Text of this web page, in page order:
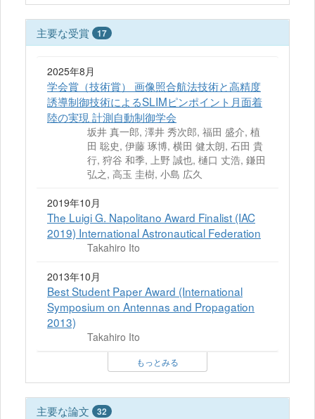
主要な受賞 17
2025年8月
学会賞（技術賞） 画像照合航法技術と高精度
誘導制御技術によるSLIMピンポイント月面着
陸の実現 計測自動制御学会
坂井 真一郎, 澤井 秀次郎, 福田 盛介, 植
田 聡史, 伊藤 琢博, 横田 健太朗, 石田 貴
行, 狩谷 和季, 上野 誠也, 樋口 丈浩, 鎌田
弘之, 高玉 圭樹, 小島 広久
2019年10月
The Luigi G. Napolitano Award Finalist (IAC
2019) International Astronautical Federation
Takahiro Ito
2013年10月
Best Student Paper Award (International
Symposium on Antennas and Propagation
2013)
Takahiro Ito
もっとみる
主要な論文 32